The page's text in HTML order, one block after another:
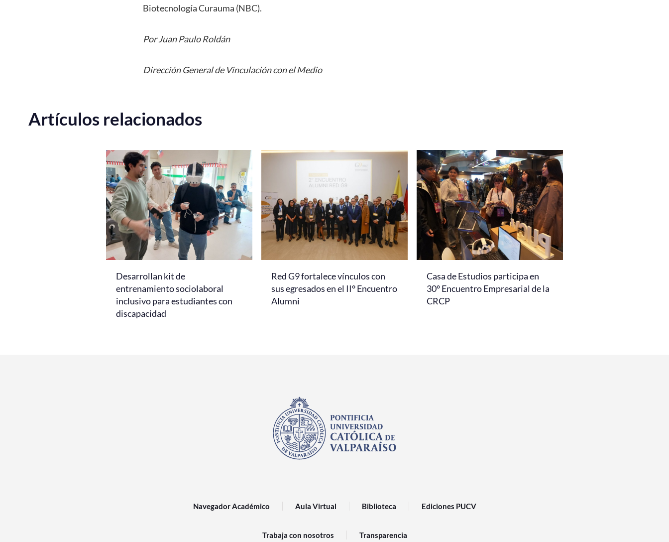
Biotecnología Curauma (NBC).
Por Juan Paulo Roldán
Dirección General de Vinculación con el Medio
Artículos relacionados
Desarrollan kit de
entrenamiento sociolaboral
inclusivo para estudiantes con
discapacidad
Red G9 fortalece vínculos con
sus egresados en el II° Encuentro
Alumni
Casa de Estudios participa en
30° Encuentro Empresarial de la
CRCP
Navegador Académico Aula Virtual Biblioteca Ediciones PUCV
Trabaja con nosotros Transparencia